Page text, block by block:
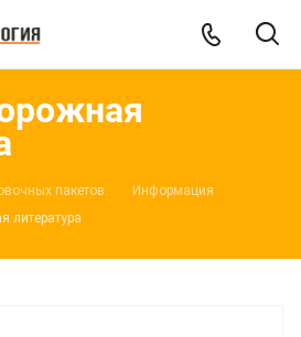
пакетов.
Информация
литература